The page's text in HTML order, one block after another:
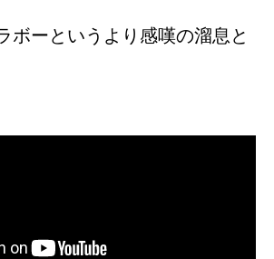
ボーというより感嘆の溜息と